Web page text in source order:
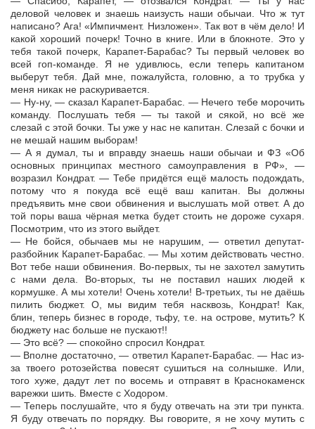
деловой человек и знаешь наизусть наши обычаи. Что ж тут
написано? Ага! «Импичмент. Низложен». Так вот в чём дело! И
какой хороший почерк! Точно в книге. Или в блокноте. Это у
тебя такой почерк, Карапет-Барабас? Ты первый человек во
всей гоп-команде. Я не удивлюсь, если теперь капитаном
выберут тебя. Дай мне, пожалуйста, головню, а то трубка у
меня никак не раскуривается.
— Ну-ну, — сказал Карапет-Барабас. — Нечего тебе морочить
команду. Послушать тебя — ты такой и сякой, но всё же
слезай с этой бочки. Ты уже у нас не капитан. Слезай с бочки и
не мешай нашим выборам!
— А я думал, ты и вправду знаешь наши обычаи и ФЗ «Об
основных принципах местного самоуправления в РФ», —
возразил Кондрат. — Тебе придётся ещё малость подождать,
потому что я покуда всё ещё ваш капитан. Вы должны
предъявить мне свои обвинения и выслушать мой ответ. А до
той поры ваша чёрная метка будет стоить не дороже сухаря.
Посмотрим, что из этого выйдет.
— Не бойся, обычаев мы не нарушим, — ответил депутат-
разбойник Карапет-Барабас. — Мы хотим действовать честно.
Вот тебе наши обвинения. Во-первых, ты не захотел замутить
с нами дела. Во-вторых, ты не поставил наших людей к
кормушке. А мы хотели! Очень хотели! В-третьих, ты не даёшь
пилить бюджет. О, мы видим тебя насквозь, Кондрат! Как,
блин, теперь бизнес в городе, тьфу, т.е. на острове, мутить? К
бюджету нас больше не пускают!!
— Это всё? — спокойно спросил Кондрат.
— Вполне достаточно, — ответил Карапет-Барабас. — Нас из-
за твоего ротозейства повесят сушиться на солнышке. Или,
того хуже, дадут лет по восемь и отправят в Краснокаменск
варежки шить. Вместе с Ходором.
— Теперь послушайте, что я буду отвечать на эти три пункта.
Я буду отвечать по порядку. Вы говорите, я не хочу мутить с